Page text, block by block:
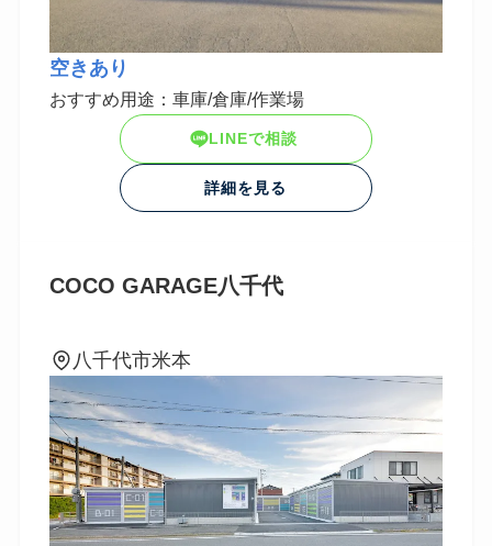
空きあり
おすすめ用途：車庫/倉庫/作業場
LINEで相談
詳細を見る
COCO GARAGE八千代
八千代市米本